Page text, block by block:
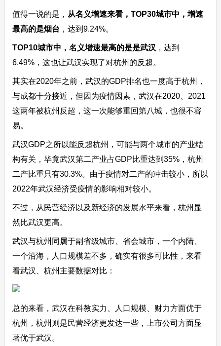
值得一说的是， 从名义增速来看，TOP30城市中，增速
最高的是烟台 ，达到9.24%。
TOP10城市中，名义增速最高的是是武汉 ，达到
6.49%，这也让武汉实现了对杭州的反超。
其实在2020年之前，武汉的GDP排名也一度高于杭州，
与成都十分接近，但因为疫情因素，武汉在2020、2021
这两年被杭州反超，这一次能够重回第八城，也很不容
易。
武汉GDP之所以能反超杭州，可能与两个城市的产业结
构有关，毕竟武汉第二产业占GDP比重达到35%，杭州
二产比重只有30.3%。由于疫情对二产的冲击较小，所以
2022年武汉经济受疫情的影响相对较小。
不过，从民营经济以及新经济的发展水平来看，杭州显
然比武汉更高。
武汉与杭州同属于副省级城市、省会城市，一个内陆、
一个沿海，人口规模差不多，确实有很多可比性，来看
看武汉、杭州主要数据对比：
总的来看，武汉在科教实力、人口规模、财力方面优于
杭州，杭州则是民营经济更发达一些，上市公司方面显
著优于武汉。